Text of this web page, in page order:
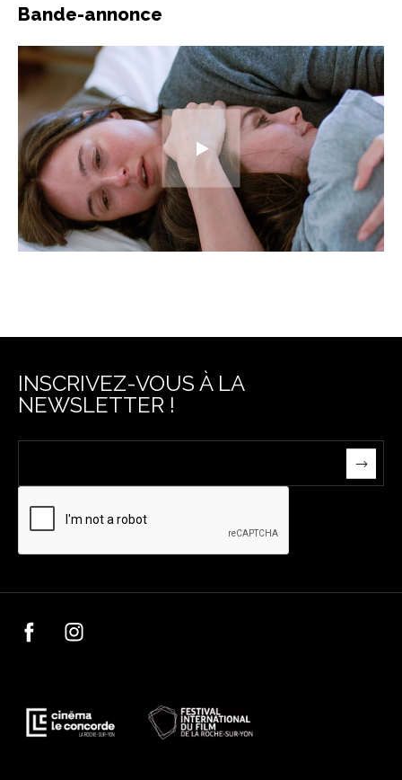
Bande-annonce
INSCRIVEZ-VOUS À LA
NEWSLETTER !